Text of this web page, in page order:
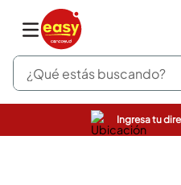
¿Qué estás buscando?
Ingresa tu
pinturas